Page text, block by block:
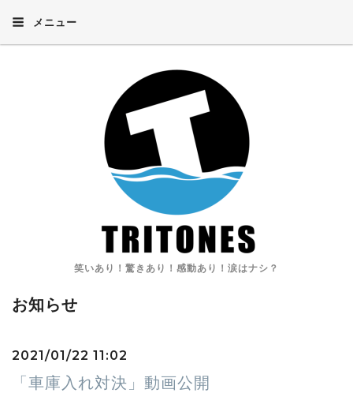
メニュー
笑いあり！驚きあり！感動あり！涙はナシ？
お知らせ
2021/01/22 11:02
「車庫入れ対決」動画公開